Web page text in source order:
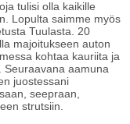
tulisi olla kaikille
Lopulta saimme myös
Tuulasta. 20
majoitukseen auton
kohtaa kauriita ja
Seuraavana aamuna
juostessani
seepraan,
strutsiin.